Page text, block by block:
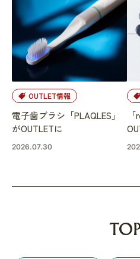
OUTLET情報
電子歯ブラシ「PLAQLES」
がOUTLETに
2026.07.30